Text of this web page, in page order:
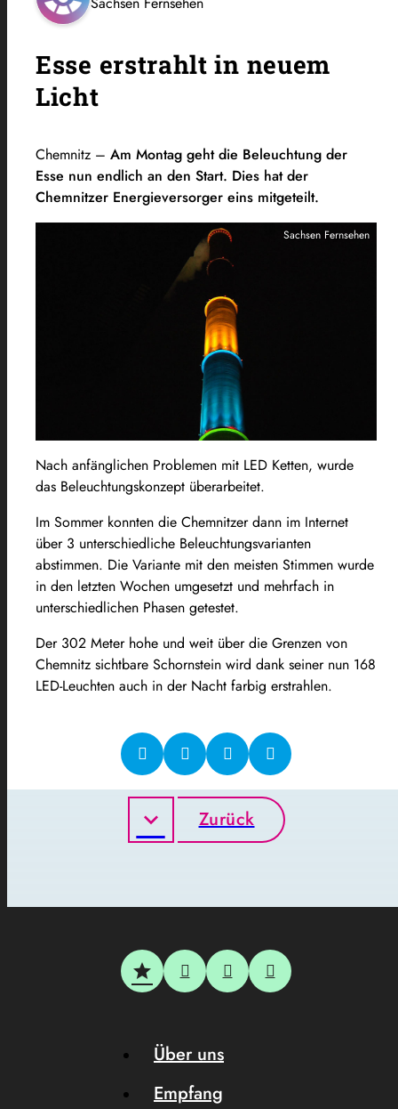
Esse erstrahlt in neuem
Licht
Chemnitz – Am Montag geht die Beleuchtung der
Esse nun endlich an den Start. Dies hat der
Chemnitzer Energieversorger eins mitgeteilt.
Sachsen Fernsehen
Nach anfänglichen Problemen mit LED Ketten, wurde
das Beleuchtungskonzept überarbeitet.
Im Sommer konnten die Chemnitzer dann im Internet
über 3 unterschiedliche Beleuchtungsvarianten
abstimmen. Die Variante mit den meisten Stimmen wurde
in den letzten Wochen umgesetzt und mehrfach in
unterschiedlichen Phasen getestet.
Der 302 Meter hohe und weit über die Grenzen von
Chemnitz sichtbare Schornstein wird dank seiner nun 168
LED-Leuchten auch in der Nacht farbig erstrahlen.
Zurück
Über uns
Empfang